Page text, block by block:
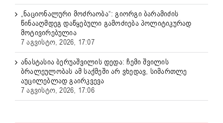
„ნაციონალური მოძრაობა“: გიორგი ბარამიძის
წინააღმდეგ დაწყებული გამოძიება პოლიტიკურად
მოტივირებულია
7 აგვისტო, 2026, 17:07
ანასტასია ბერუაშვილის დედა: ჩემი შვილის
ბრალეულობას ამ საქმეში არ ვხედავ, სიმართლე
აუცილებლად გაირკვევა
7 აგვისტო, 2026, 17:06